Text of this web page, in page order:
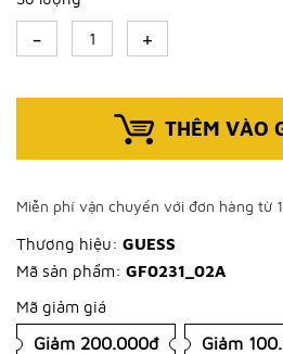
- +
THÊM VÀO
Miễn phí vận chuyển với đơn hàng từ
Thương hiệu: GUESS
Mã sản phẩm: GF0231_02A
Mã giảm giá
Giảm 200.000đ Giảm